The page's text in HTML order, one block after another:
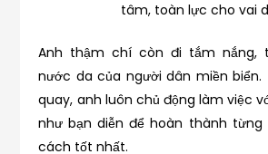
tâm, toàn lực cho vai
Anh thậm chí còn đi tắm nắng,
nước da của người dân miền biển.
quay, anh luôn chủ động làm việc
như bạn diễn để hoàn thành
cách tốt nhất.